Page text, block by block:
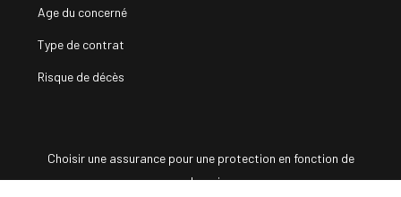
Age du concerné
Type de contrat
Risque de décès
Choisir une assurance pour une protection en fonction de
vos besoins